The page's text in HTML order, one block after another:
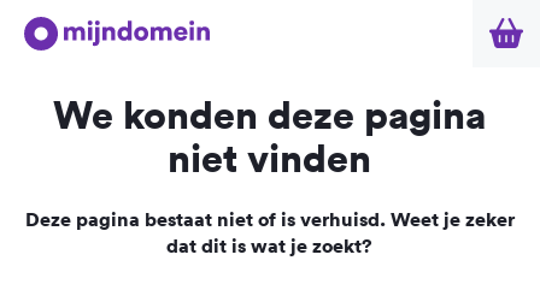
We konden deze pagina
niet vinden
Deze pagina bestaat niet of is verhuisd. Weet je zeker
dat dit is wat je zoekt?